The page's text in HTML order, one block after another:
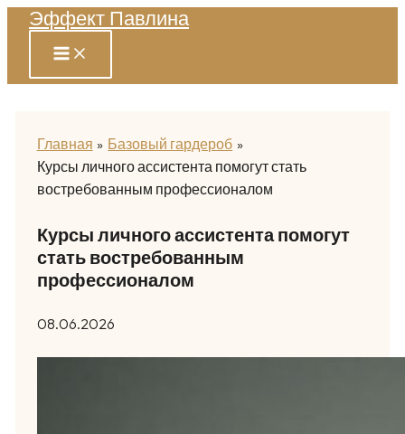
Перейти
содержимому
Эффект Павлина
Главная
Базовый гардероб
Курсы личного ассистента помогут стать
востребованным профессионалом
Курсы личного ассистента помогут
стать востребованным
профессионалом
08.06.2026